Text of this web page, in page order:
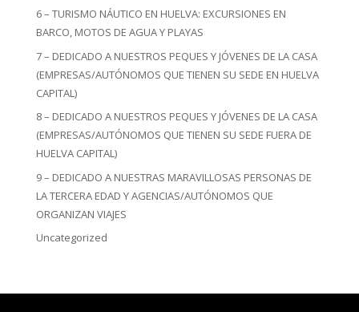
6 – TURISMO NÁUTICO EN HUELVA: EXCURSIONES EN
BARCO, MOTOS DE AGUA Y PLAYAS
7 – DEDICADO A NUESTROS PEQUES Y JÓVENES DE LA CASA
(EMPRESAS/AUTÓNOMOS QUE TIENEN SU SEDE EN HUELVA
CAPITAL)
8 – DEDICADO A NUESTROS PEQUES Y JÓVENES DE LA CASA
(EMPRESAS/AUTÓNOMOS QUE TIENEN SU SEDE FUERA DE
HUELVA CAPITAL)
9 – DEDICADO A NUESTRAS MARAVILLOSAS PERSONAS DE
LA TERCERA EDAD Y AGENCIAS/AUTÓNOMOS QUE
ORGANIZAN VIAJES
Uncategorized